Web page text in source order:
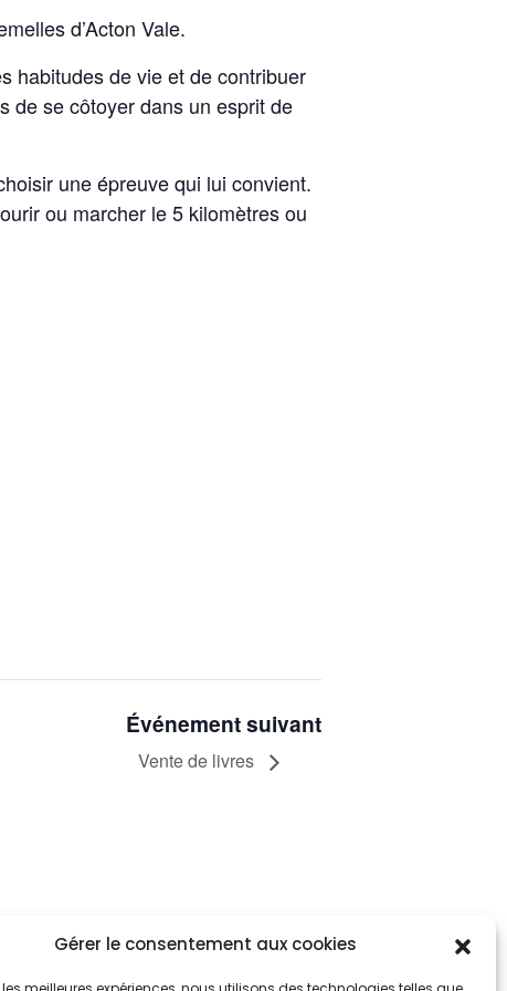
Gérer le consentement aux cookies
d’Acton Vale.
habitudes de vie et de contribuer
de se côtoyer dans un esprit de
une épreuve qui lui convient.
ou marcher le 5 kilomètres ou
Événement suivant
Vente de livres
informés
vous aux alertes municipales